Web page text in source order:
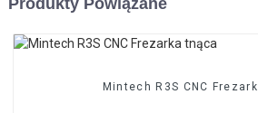
Mintech R3S CNC